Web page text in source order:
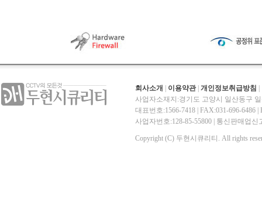
회사소개 이용약관| 개인정보취급방침
사업자소재지:경기도 고양시 일산동구
대표번호:1566-7418 | FAX:031-696-6486 |
사업자번호:128-85-55800 | 통신판매업
Copyright (C) 두현시큐리티. All rights